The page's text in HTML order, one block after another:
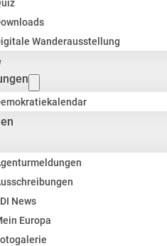
Wanderausstellung
News
Europa